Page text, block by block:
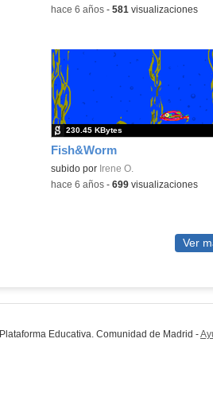
-hace 6 años- 581 visualizaciones
Fish&Worm
subido por Irene O.
230.45 KBytes
-hace 6 años- 699visualizaciones
Ver
Plataforma Educativa. Comunidad de Madrid -